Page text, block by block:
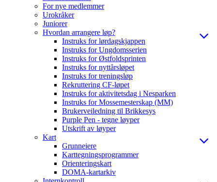
For nye medlemmer
Urokråker
Juniorer
Hvordan arrangere løp?
Instruks for lørdagskjappen
Instruks for Ungdomsserien
Instruks for Østfoldsprinten
Instruks for nyttårsløpet
Instruks for treningsløp
Rekruttering CF-løpet
Instruks for aktivitetsdag i Nesparken
Instruks for Mossemesterskap (MM)
Brukerveiledning til Brikkesys
Purple Pen - tegne løyper
Utskrift av løyper
Kart
Grunneiere
Karttegningsprogrammer
Orienteringskart
DOMA-kartarkiv